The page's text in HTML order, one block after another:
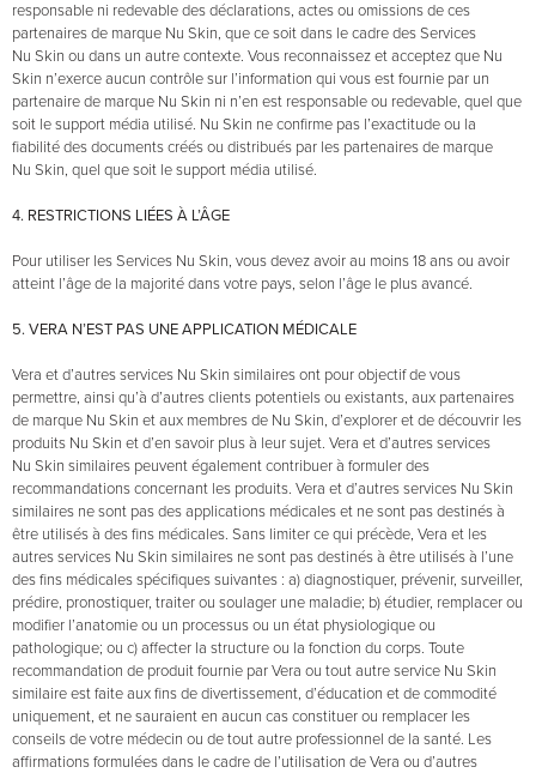
responsable ni redevable des déclarations, actes ou omissions de ces
partenaires de marque Nu Skin, que ce soit dans le cadre des Services
Nu Skin ou dans un autre contexte. Vous reconnaissez et acceptez que Nu
Skin n’exerce aucun contrôle sur l’information qui vous est fournie par un
partenaire de marque Nu Skin ni n’en est responsable ou redevable, quel que
soit le support média utilisé. Nu Skin ne confirme pas l’exactitude ou la
fiabilité des documents créés ou distribués par les partenaires de marque
Nu Skin, quel que soit le support média utilisé.
4. RESTRICTIONS LIÉES À L’ÂGE
Pour utiliser les Services Nu Skin, vous devez avoir au moins 18 ans ou avoir
atteint l’âge de la majorité dans votre pays, selon l’âge le plus avancé.
5. VERA N’EST PAS UNE APPLICATION MÉDICALE
Vera et d’autres services Nu Skin similaires ont pour objectif de vous
permettre, ainsi qu’à d’autres clients potentiels ou existants, aux partenaires
de marque Nu Skin et aux membres de Nu Skin, d’explorer et de découvrir les
produits Nu Skin et d’en savoir plus à leur sujet. Vera et d’autres services
Nu Skin similaires peuvent également contribuer à formuler des
recommandations concernant les produits. Vera et d’autres services Nu Skin
similaires ne sont pas des applications médicales et ne sont pas destinés à
être utilisés à des fins médicales. Sans limiter ce qui précède, Vera et les
autres services Nu Skin similaires ne sont pas destinés à être utilisés à l’une
des fins médicales spécifiques suivantes : a) diagnostiquer, prévenir, surveiller,
prédire, pronostiquer, traiter ou soulager une maladie; b) étudier, remplacer ou
modifier l’anatomie ou un processus ou un état physiologique ou
pathologique; ou c) affecter la structure ou la fonction du corps. Toute
recommandation de produit fournie par Vera ou tout autre service Nu Skin
similaire est faite aux fins de divertissement, d’éducation et de commodité
uniquement, et ne sauraient en aucun cas constituer ou remplacer les
conseils de votre médecin ou de tout autre professionnel de la santé. Les
affirmations formulées dans le cadre de l’utilisation de Vera ou d’autres